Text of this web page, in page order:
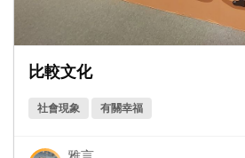
比較文化
社會現象 有關幸福